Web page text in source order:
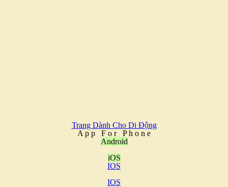
Trang Dành Cho Di Động
A p p F o r P h o n e
Android
iOS
IOS
IOS